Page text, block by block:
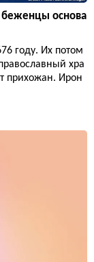
беженцы основа
году. Их потом
хра
прихожан. Ирон